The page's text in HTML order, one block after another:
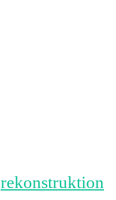
rekonstruktion